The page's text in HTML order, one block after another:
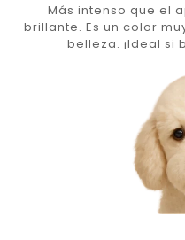
Más intenso que el
brillante. Es un color
belleza. ¡Ideal si